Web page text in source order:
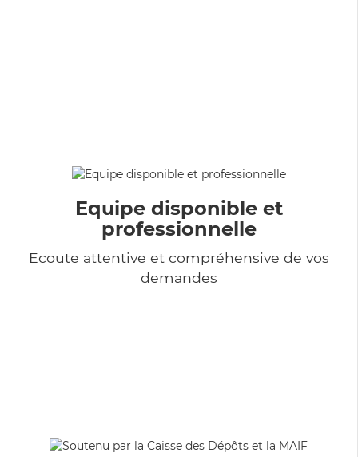
Equipe disponible et
professionnelle
Ecoute attentive et compréhensive de vos
demandes